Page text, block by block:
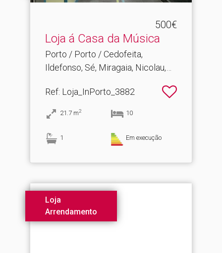
500€
Loja á Casa da Música
Porto / Porto / Cedofeita,
Ildefonso, Sé, Miragaia, Nicolau,
Ref: Loja_InPorto_3882
21.7 m2 10
1 Em execução
Loja
Arrendamento